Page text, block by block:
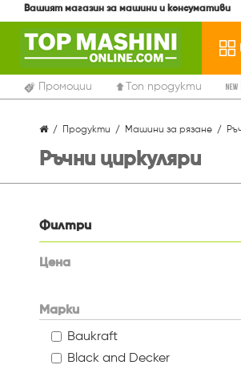
Вашият магазин за машини и консумативи
Промоции Топ продукти
Продукти Машини за рязане
Ръчни циркуляри
Филтри
Цена
Марки
Baukraft
Black and Decker